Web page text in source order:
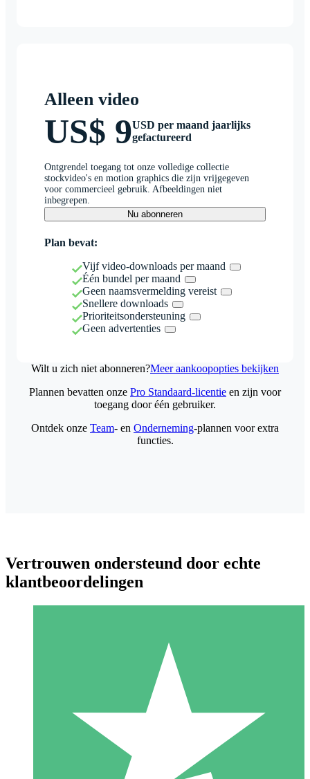
Alleen video
US$ 9USD per maand jaarlijks
gefactureerd
Ontgrendel toegang tot onze volledige collectie
stockvideo's en motion graphics die zijn vrijgegeven
voor commercieel gebruik. Afbeeldingen niet
inbegrepen.
Nu abonneren
Plan bevat:
Vijf video-downloads per maand
Één bundel per maand
Geen naamsvermelding vereist
Snellere downloads
Prioriteitsondersteuning
Geen advertenties
Wilt u zich niet abonneren?Meer aankoopopties bekijken
Individuele Creditpakketten
Betaal per gebruik met downloadtegoeden. Geen maandelijkse
Plannen bevatten onze Pro Standaard-licentie en zijn voor
toegang door één gebruiker.
Ontdek onze Team- en Onderneming-plannen voor extra
functies.
Vertrouwen ondersteund door echte
klantbeoordelingen